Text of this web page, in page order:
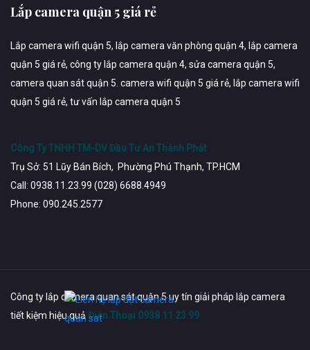
Lắp camera quận 5 giá rẻ
Lắp camera wifi quận 5, lắp camera văn phòng quận 4, lắp camera
quận 5 giá rẻ, công ty lắp camera quận 4, sửa camera quận 5,
camera quan sát quận 5. camera wifi quận 5 giá rẻ, lắp camera wifi
quận 5 giá rẻ, tư vấn lắp camera quận 5
Công Ty TNHH TM-DV Đầu Tư An Thành Phát
Trụ Sở: 51 Lũy Bán Bích, Phường Phú Thạnh, TP.HCM
Call: 0938.11.23.99 (028) 6688.4949
Phone: 090.245.2577
Công ty lắp camera quan sát quận 5 uy tín giải pháp lắp camera
tiết kiệm hiệu quảĐiên Thoại 0938 11 23 99